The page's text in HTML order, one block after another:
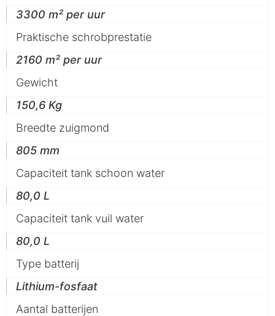
3300 m² per uur
Praktische schrobprestatie
2160 m² per uur
Gewicht
150,6 Kg
Breedte zuigmond
805 mm
Capaciteit tank schoon water
80,0 L
Capaciteit tank vuil water
80,0 L
Type batterij
Lithium-fosfaat
Aantal batterijen